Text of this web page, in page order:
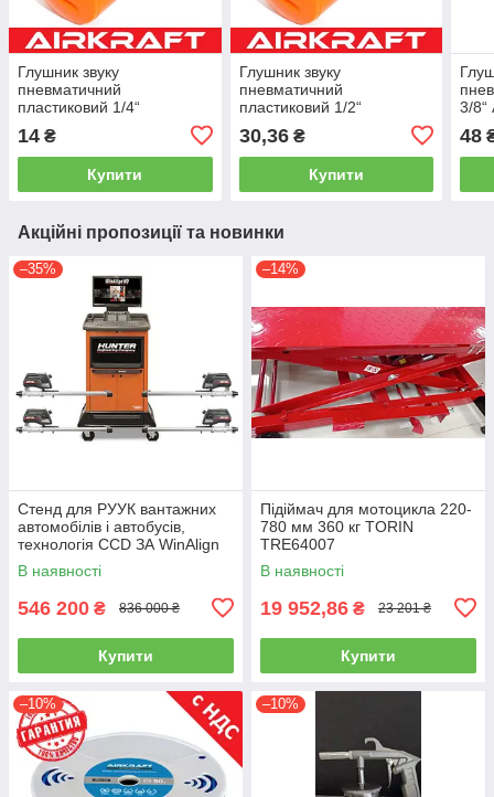
Глушник звуку
пневматичний
пластиковий 1/4“
14 ₴
Купити
Глушник звуку
пневматичний
пластиковий 1/2“
30,36₴
Купити
3/8“
48
Акційні пропозиції та новинки
–35%
Стенд для РУУК вантажних
автомобілів і автобусів,
технологія CCD ЗА WinAlign
HUNTER WA510E-DSP740T
В наявності
546 200 ₴ 836 000 ₴
Купити
–14%
Підіймач для мотоцикла 220-
780 мм 360 кг TORIN
TRE64007
В наявності
19 952,86 ₴ 23 201 ₴
Купити
–10% –10%